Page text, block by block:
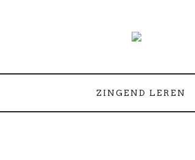
ZINGEND LEREN